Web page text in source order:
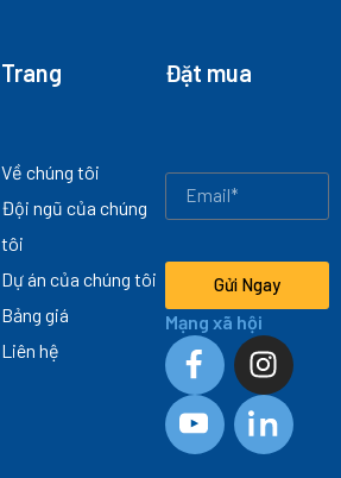
Trang
Về chúng tôi
Đội ngũ của chúng
tôi
Dự án của chúng tôi
Bảng giá
Liên hệ
Đặt mua
Gửi Ngay
Mạng xã hội